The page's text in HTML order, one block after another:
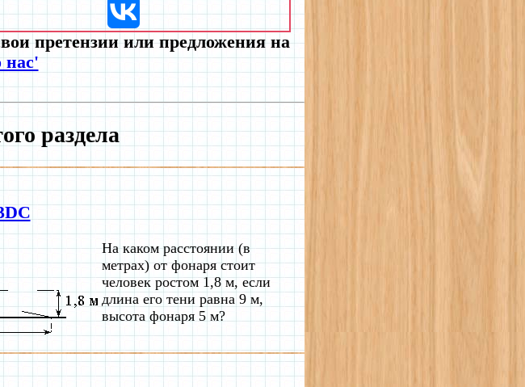
претензии или предложения на
нас'
раздела
На каком расстоянии (в
метрах) от фонаря стоит
человек ростом 1,8 м, если
длина его тени равна 9 м,
высота фонаря 5 м?